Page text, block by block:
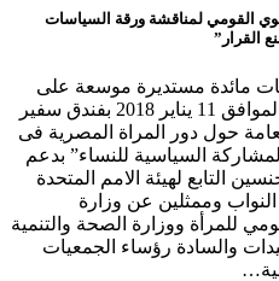
لمناقشة ورقة السياسات
مستديرة موسعة على
المستوي القومي اليوم الخميس الموافق 11 يناير 2018 بفندق سفير
حول دور المراة المصرية فى
السياسية للنساء” بدعم
لهيئة الامم المتحدة
وممثلين عن وزارة
ووزارة الصحة والتنمية
والسادة رؤساء الجمعيات